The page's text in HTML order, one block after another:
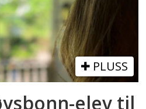
PLUSS
elev til